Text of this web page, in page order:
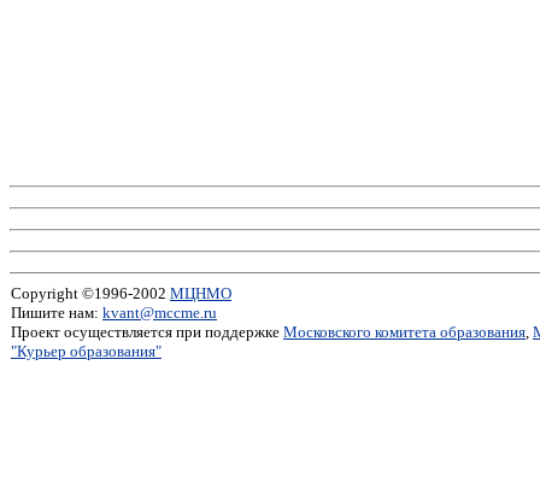
Copyright ©1996-2002 МЦНМО
Пишите нам: kvant@mccme.ru
Проект осуществляется при поддержке Московского комитета образования,
"Курьер образования"